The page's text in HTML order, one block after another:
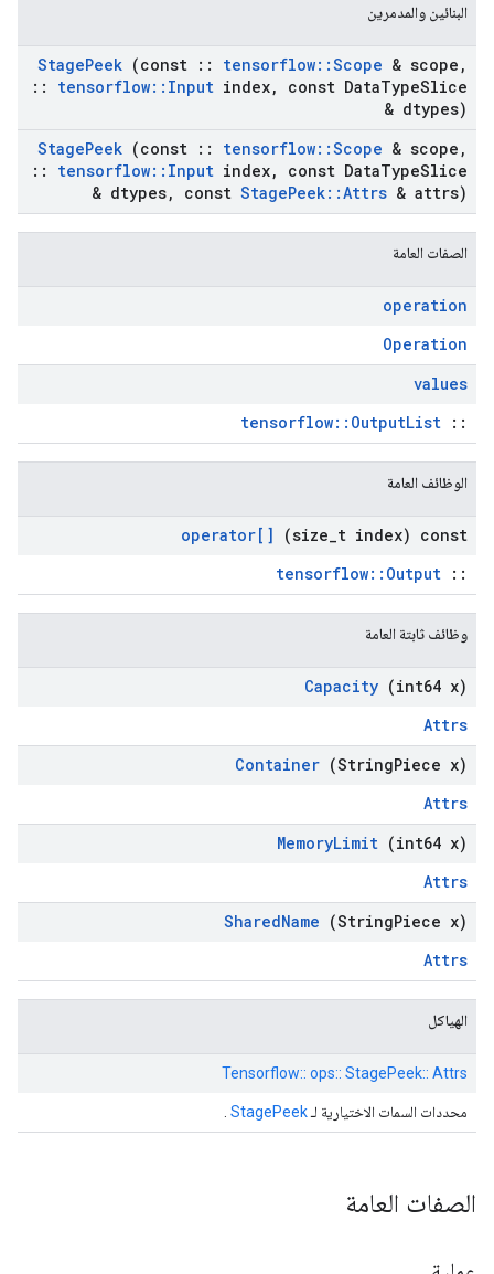
البنائين والمدمرين
StagePeek (const :: tensorflow::Scope & scope ,
::
tensorflow:: Input index, const DataTypeSlice
& dtypes)
StagePeek (const :: tensorflow::Scope & scope ,
::
tensorflow:: Input index, const DataTypeSlice
& dtypes, const StagePeek::Attrs & attrs)
الصفات العامة
operation
Operation
values
::
tensorflow::OutputList
الوظائف العامة
operator[] (size t index) const
::
tensorflow::Output
وظائف ثابتة العامة
Capacity (int64 x)
Attrs
Container (StringPiece x)
Attrs
MemoryLimit (int64 x)
Attrs
SharedName (StringPiece x)
Attrs
الهياكل
Tensorflow:: ops:: StagePeek:: Attrs
محددات السمات الاختيارية لـStagePeek
الصفات العامة